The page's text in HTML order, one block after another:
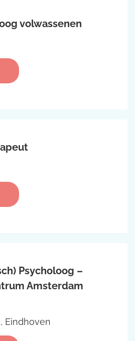
volwassenen
Psycholoog –
Amsterdam
Eindhoven